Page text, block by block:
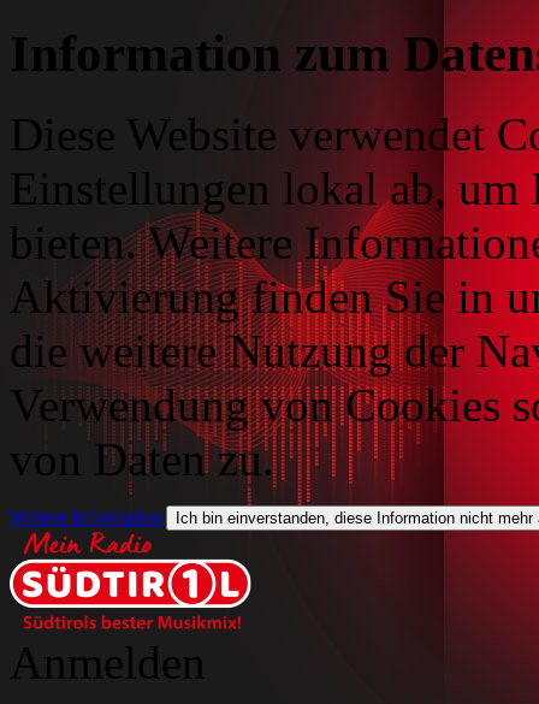
Information zum
Diese Website verwendet
Einstellungen lokal ab, um
bieten. Weitere
Aktivierung finden Sie in
die weitere Nutzung der
Verwendung von Cookies
von Daten zu.
Weitere Information Ich bin einverstanden, diese Information nicht mehr
Anmelden